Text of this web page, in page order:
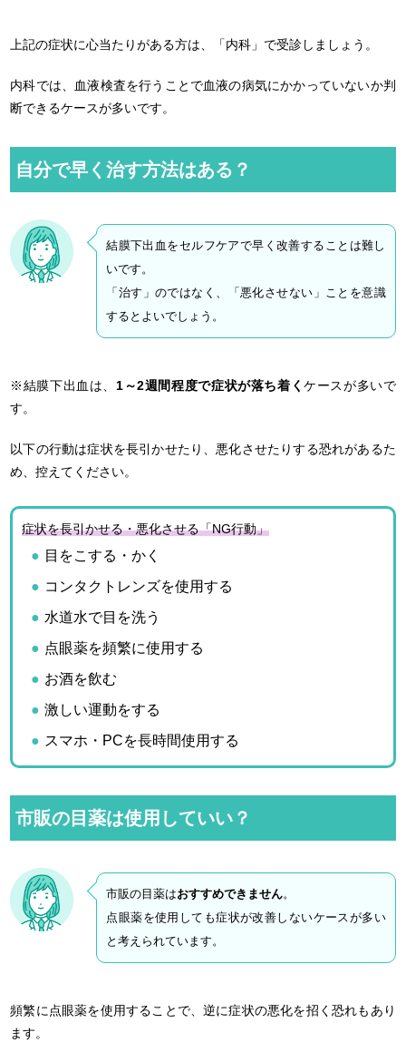
上記の症状に心当たりがある方は、「内科」で受診しましょう。
内科では、血液検査を行うことで血液の病気にかかっていないか判
断できるケースが多いです。
自分で早く治す方法はある？
結膜下出血をセルフケアで早く改善することは難し
いです。
「治す」のではなく、「悪化させない」ことを意識
するとよいでしょう。
※結膜下出血は、 1～2週間程度で症状が落ち着くケースが多いで
す。
以下の行動は症状を長引かせたり、悪化させたりする恐れがあるた
め、控えてください。
症状を長引かせる・悪化させる「NG行動」
目をこする・かく
コンタクトレンズを使用する
水道水で目を洗う
点眼薬を頻繁に使用する
お酒を飲む
激しい運動をする
スマホ・PCを長時間使用する
市販の目薬は使用していい？
市販の目薬はおすすめできません。
点眼薬を使用しても症状が改善しないケースが多い
と考えられています。
頻繁に点眼薬を使用することで、逆に症状の悪化を招く恐れもあり
ます。